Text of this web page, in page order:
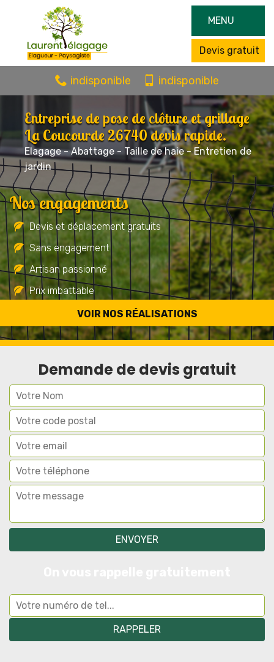
MENU
Devis gratuit
indisponible indisponible
Entreprise de pose de clôture et grillage
La Coucourde 26740 devis rapide.
Elagage - Abattage - Taille de haie - Entretien de
jardin
VOIR NOS RÉALISATIONS
Nos engagements
Devis et déplacement gratuits
Sans engagement
Artisan passionné
Prix imbattable
Travail de qualité
Demande de devis gratuit